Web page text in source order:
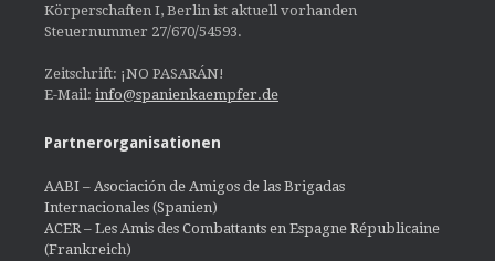
Körperschaften I, Berlin ist aktuell vorhanden
Steuernummer 27/670/54593.
Zeitschrift: ¡NO PASARÁN!
E-Mail: info@spanienkaempfer.de
Partnerorganisationen
AABI – Asociación de Amigos de las Brigadas
Internacionales (Spanien)
ACER – Les Amis des Combattants en Espagne Républicaine
(Frankreich)